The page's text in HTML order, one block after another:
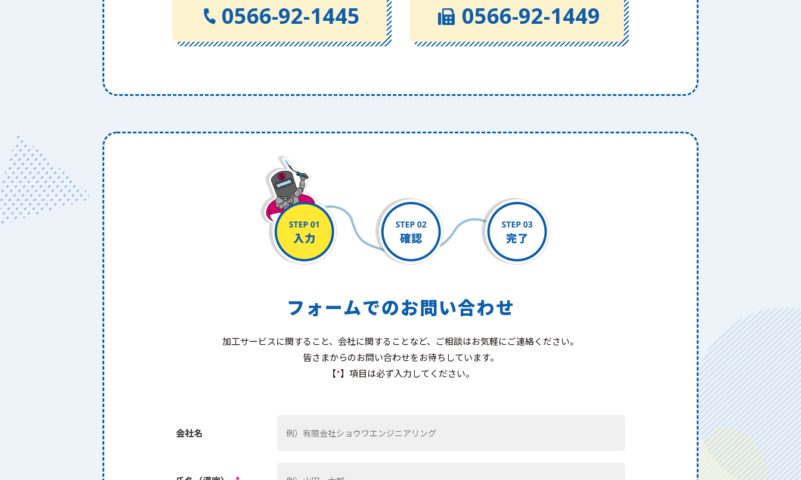
0566-92-1445 0566-92-1449
フォームでのお問い合わせ
加工サービスに関すること、会社に関することなど、ご相談はお気軽にご連絡ください。
皆さまからのお問い合わせをお待ちしています。
【*】項目は必ず入力してください。
会社名